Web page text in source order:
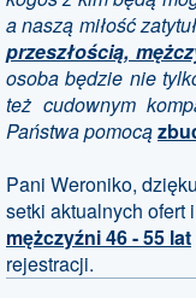
a naszą miłość
przeszłością,
osoba będzie nie
też cudownym
Państwa pomocą
Pani Weroniko,
setki aktualnych ofert i
mężczyźni 46 - 55 lat
rejestracji.